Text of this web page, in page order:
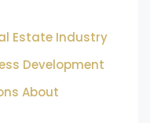
Estate Industry
Development
About